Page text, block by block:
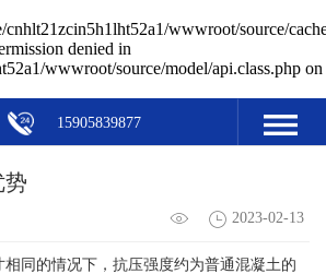
cnhlt21zcin5h1lht52a1/wwwroot/source/
denied in
wwwroot/source/model/api.class.php on
15905839877
势
2023-02-13
同的情况下，抗压强度约为普通混凝土的